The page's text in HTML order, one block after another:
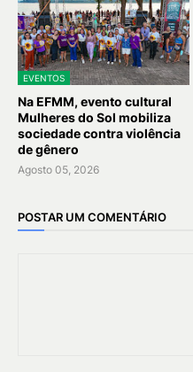
EVENTOS
Na EFMM, evento cultural
Mulheres do Sol mobiliza
sociedade contra violência
de gênero
Agosto 05, 2026
POSTAR UM COMENTÁRIO